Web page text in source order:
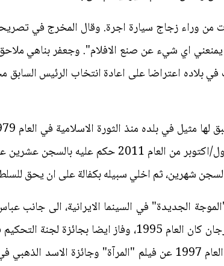
وراء زجاج سيارة اجرة. وقال المخرج في
اي شيء عن صنع الافلام". وجعفر بناهي ملاحق
بلاده اعتراضا على اعادة انتخاب الرئيس
في اذار/مارس من العام 2010. وفي تشرين الاول/اكتوبر
السجن شهرين، ثم اخلي سبيله بكفالة على ان يحق
العمر 54 عاما احد رواد "الموجة الجديدة" في السينما الايرانية،
"الكرة البيضاء" بجائزة الكاميرا الذهبية في مهرجان كان